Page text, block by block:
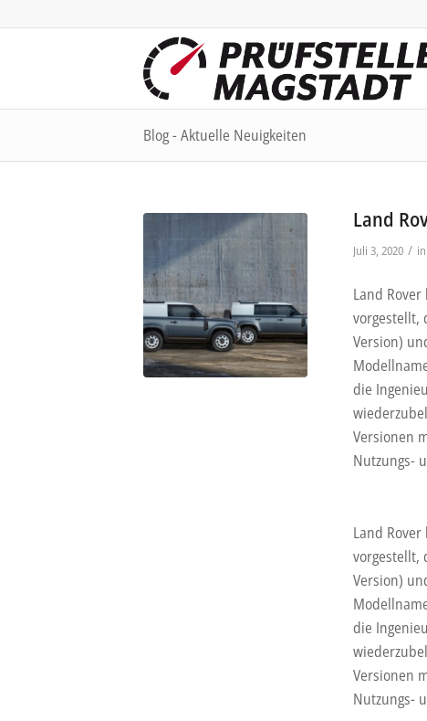
Blog - Aktuelle Neuigkeiten
Land
Juli 3, 2020 / in
Land
vorgestellt,
Version)
die
Versionen
Nutzungs-
Land
vorgestellt,
Version)
die
Versionen
Nutzungs-